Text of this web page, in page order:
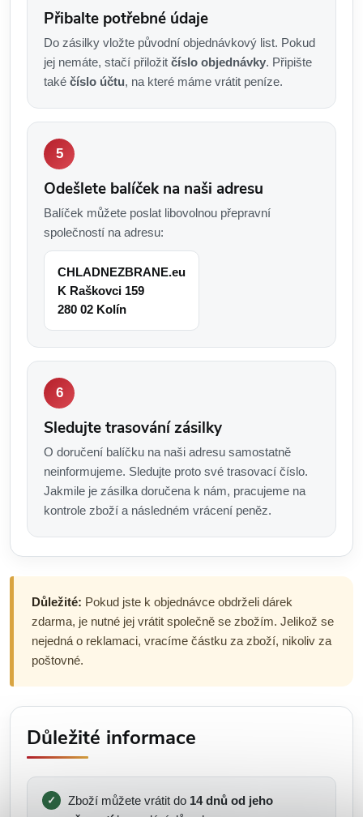
Přibalte potřebné údaje
Do zásilky vložte původní objednávkový list. Pokud
jej nemáte, stačí přiložit číslo objednávky. Připište
také číslo účtu, na které máme vrátit peníze.
Odešlete balíček na naši adresu
Balíček můžete poslat libovolnou přepravní
společností na adresu:
CHLADNEZBRANE.eu
K Raškovci 159
280 02 Kolín
Sledujte trasování zásilky
O doručení balíčku na naši adresu samostatně
neinformujeme. Sledujte proto své trasovací číslo.
Jakmile je zásilka doručena k nám, pracujeme na
kontrole zboží a následném vrácení peněz.
Důležité: Pokud jste k objednávce obdrželi dárek
zdarma, je nutné jej vrátit společně se zbožím. Jelikož se
nejedná o reklamaci, vracíme částku za zboží, nikoliv za
poštovné.
Důležité informace
Zboží můžete vrátit do 14 dnů od jeho